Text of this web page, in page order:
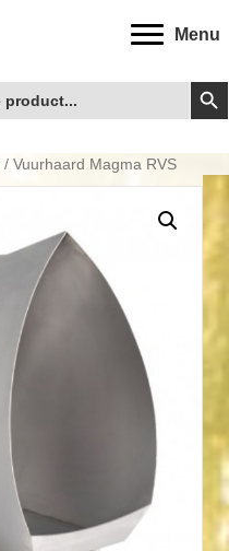
Menu
/ Vuurhaard Magma RVS